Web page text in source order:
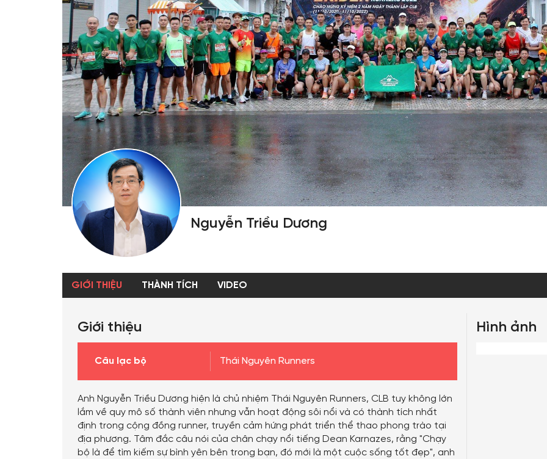
Nguyễn Triều Dương
GIỚI THIỆU THÀNH TÍCH VIDEO
Giới thiệu
Câu lạc bộ Thái Nguyên Runners
Anh Nguyễn Triều Dương hiện là chủ nhiệm Thái Nguyên Runners, CLB tuy không lớn
lắm về quy mô số thành viên nhưng vẫn hoạt động sôi nổi và có thành tích nhất
định trong cộng đồng runner, truyền cảm hứng phát triển thể thao phong trào tại
địa phương. Tâm đắc câu nói của chân chạy nổi tiếng Dean Karnazes, rằng "Chạy
bộ là để tìm kiếm sự bình yên bên trong bạn, đó mới là một cuộc sống tốt đẹp", anh
Hình ảnh